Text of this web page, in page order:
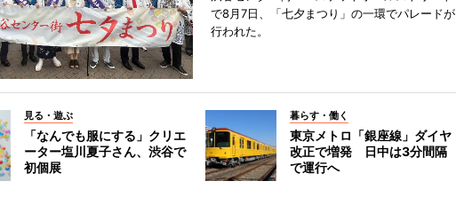
で8月7日、「七夕まつり」の一環でパレードが
行われた。
見る・遊ぶ
「なんでも服にする」クリエ
ーター塩川夏子さん、渋谷で
初個展
暮らす・働く
東京メトロ「銀座線」ダイヤ
改正で増発 日中は3分間隔
で運行へ